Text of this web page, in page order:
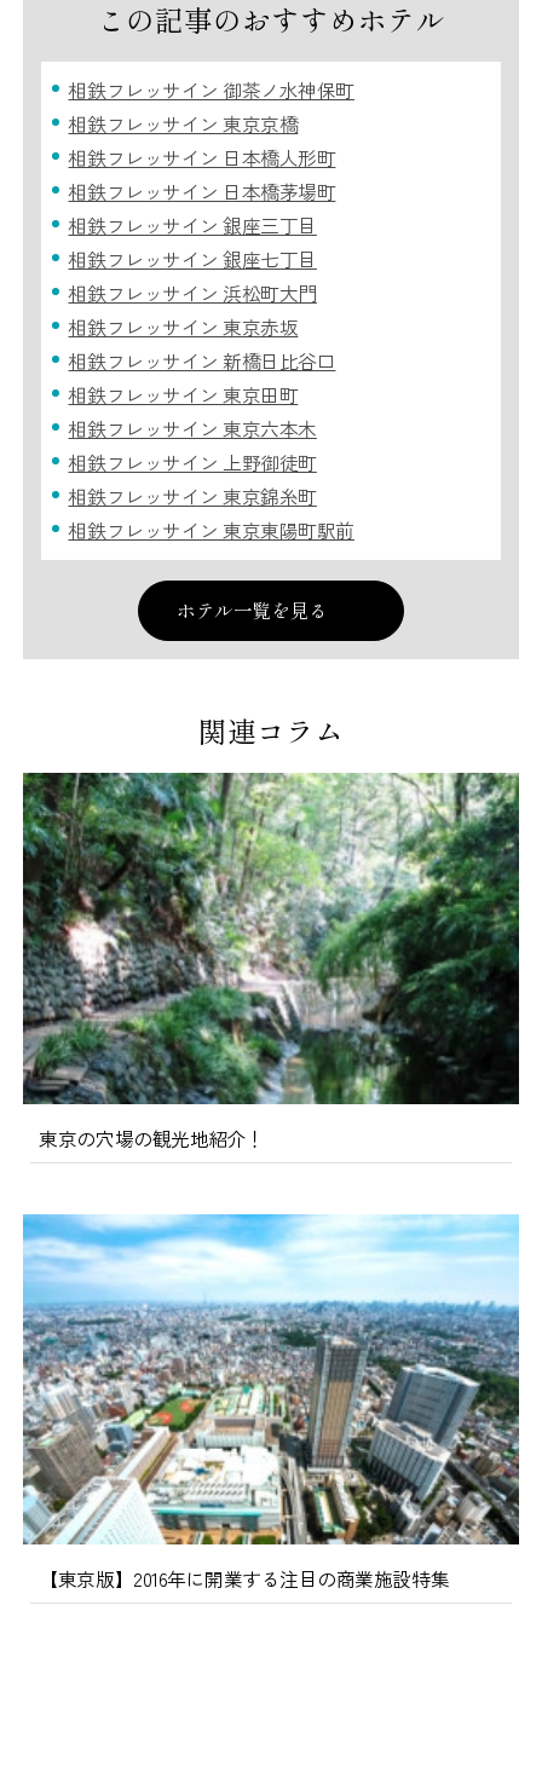
この記事のおすすめホテル
相鉄フレッサイン 御茶ノ水神保町
相鉄フレッサイン 東京京橋
相鉄フレッサイン 日本橋人形町
相鉄フレッサイン 日本橋茅場町
相鉄フレッサイン 銀座三丁目
相鉄フレッサイン 銀座七丁目
相鉄フレッサイン 浜松町大門
相鉄フレッサイン 東京赤坂
相鉄フレッサイン 新橋日比谷口
相鉄フレッサイン 東京田町
相鉄フレッサイン 東京六本木
相鉄フレッサイン 上野御徒町
相鉄フレッサイン 東京錦糸町
相鉄フレッサイン 東京東陽町駅前
ホテル一覧を見る
関連コラム
東京の穴場の観光地紹介！
【東京版】2016年に開業する注目の商業施設特集